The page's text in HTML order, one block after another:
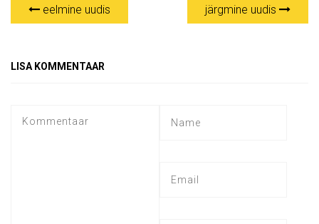
eelmine uudis järgmine uudis
LISA KOMMENTAAR